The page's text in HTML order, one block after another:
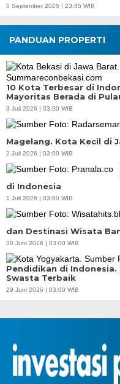
5 September 2025 | 23:45 WIB
PANDUAN PROPERTI
10 Kota Terbesar di
Mayoritas Berada di
3 Juli 2026 | 03:00 WIB
Magelang. Kota Kecil di
2 Juli 2026 | 03:00 WIB
di Indonesia
1 Juli 2026 | 03:00 WIB
dan Destinasi Wisata
30 Juni 2026 | 03:00 WIB
Pendidikan di Indonesia.
Swasta Terbaik
29 Juni 2026 | 03:00 WIB